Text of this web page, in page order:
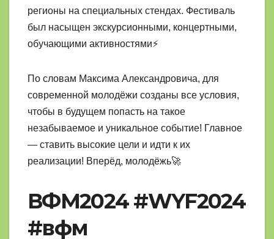
регионы на специальных стендах. Фестиваль
был насыщен экскурсионными, концертными,
обучающими активностями⚡
По словам Максима Александровича, для
современной молодёжи созданы все условия,
чтобы в будущем попасть на такое
незабываемое и уникальное событие! Главное
— ставить высокие цели и идти к их
реализации! Вперёд, молодёжь🚀
ВФМ2024 #WYF2024
#вфм